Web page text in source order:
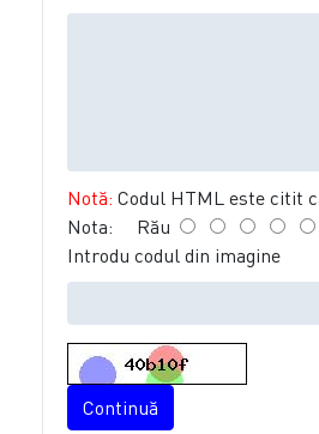
Notă: Codul HTML este citit
Nota: Rău
Introdu codul din imagine
Continuă